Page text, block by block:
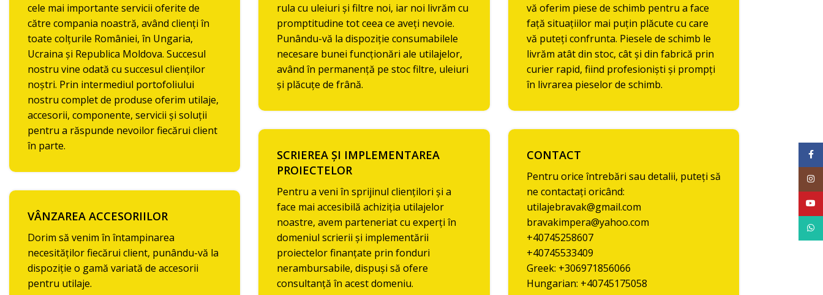
cele mai importante servicii oferite de
către compania noastră, având clienți în
toate colțurile României, în Ungaria,
Ucraina și Republica Moldova. Succesul
nostru vine odată cu succesul clienților
noștri. Prin intermediul portofoliului
nostru complet de produse oferim utilaje,
accesorii, componente, servicii și soluții
pentru a răspunde nevoilor fiecărui client
în parte.
VÂNZAREA ACCESORIILOR
Dorim să venim în întampinarea
necesităților fiecărui client, punându-vă la
dispoziție o gamă variată de accesorii
pentru utilaje.
rula cu uleiuri și filtre noi, iar noi livrăm cu
promptitudine tot ceea ce aveți nevoie.
Punându-vă la dispoziție consumabilele
necesare bunei funcționări ale utilajelor,
având în permanență pe stoc filtre, uleiuri
și plăcuțe de frână.
SCRIEREA ȘI IMPLEMENTAREA
PROIECTELOR
Pentru a veni în sprijinul cliențilori și a
face mai accesibilă achiziția utilajelor
noastre, avem parteneriat cu experți în
domeniul scrierii și implementării
proiectelor finanțate prin fonduri
nerambursabile, dispuși să ofere
consultanță în acest domeniu.
vă oferim piese de schimb pentru a face
față situațiilor mai puțin plăcute cu care
vă puteți confrunta. Piesele de schimb le
livrăm atât din stoc, cât și din fabrică prin
curier rapid, fiind profesioniști și prompți
în livrarea pieselor de schimb.
CONTACT
Pentru orice întrebări sau detalii, puteți să
ne contactați oricând:
utilajebravak@gmail.com
bravakimpera@yahoo.com
+40745258607
+40745533409
Greek: +306971856066
Hungarian: +40745175058